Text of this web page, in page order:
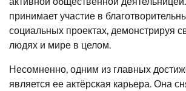
принимает участие в
социальных проектах, демонстрируя
людях и мире в целом.
Несомненно, одним из главных
является ее актёрская карьера. Она